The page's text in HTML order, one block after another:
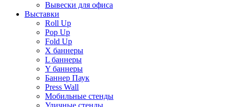
Вывески для офиса
Выставки
Roll Up
Pop Up
Fold Up
Х баннеры
L баннеры
Y баннеры
Баннер Паук
Press Wall
Мобильные стенды
Уличные стенды